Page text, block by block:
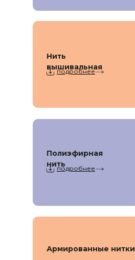
подробнее
Полиэфирная
нить
Нить
вышивальная
Армированные нитки
подробнее